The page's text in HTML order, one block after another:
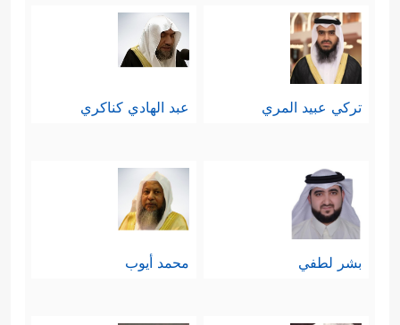
تركي عبيد المري عبد الهادي كناكري
بشر لطفي محمد أيوب